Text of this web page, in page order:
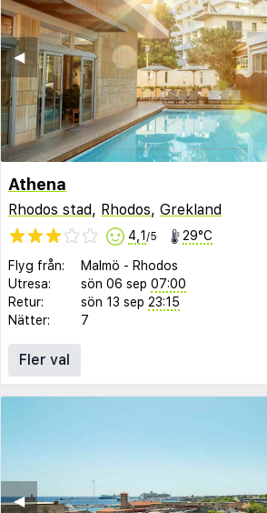
◀︎
Athena
Rhodos stad, Rhodos, Grekland
4,1 /5 29°C
Flyg från: Malmö - Rhodos
Utresa:
sön 06 sep 07:00
Retur:
sön 13 sep 23:15
Nätter:
7
Fler val
◀︎